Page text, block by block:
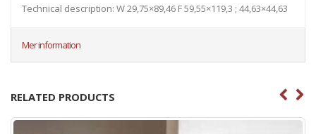
Technical description: W 29,75×89,46 F 59,55×119,3 ; 44,63×44,63
Mer information
RELATED PRODUCTS